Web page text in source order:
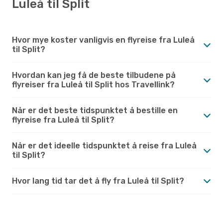
Luleå til Split
Hvor mye koster vanligvis en flyreise fra Luleå
til Split?
Hvordan kan jeg få de beste tilbudene på
flyreiser fra Luleå til Split hos Travellink?
Når er det beste tidspunktet å bestille en
flyreise fra Luleå til Split?
Når er det ideelle tidspunktet å reise fra Luleå
til Split?
Hvor lang tid tar det å fly fra Luleå til Split?